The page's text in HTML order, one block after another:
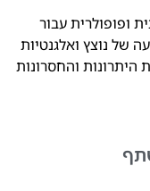
ופופולרית עבור
של נוצץ ואלגנטיות
והחסרונות